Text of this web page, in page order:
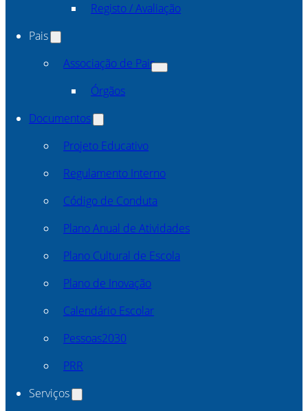
Registo / Avaliação
Pais
Associação de Pais
Órgãos
Documentos
Projeto Educativo
Regulamento Interno
Código de Conduta
Plano Anual de Atividades
Plano Cultural de Escola
Plano de Inovação
Calendário Escolar
Pessoas2030
PRR
Serviços